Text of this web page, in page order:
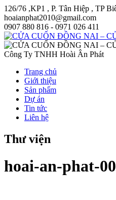
126/76 ,KP1 , P. Tân Hiệp , TP
hoaianphat2010@gmail.com
0907 880 816 - 0971 026 411
Công Ty TNHH Hoài Ân Phát
Trang chủ
Giới thiệu
Sản phẩm
Dự án
Tin tức
Liên hệ
Thư viện
hoai-an-phat-